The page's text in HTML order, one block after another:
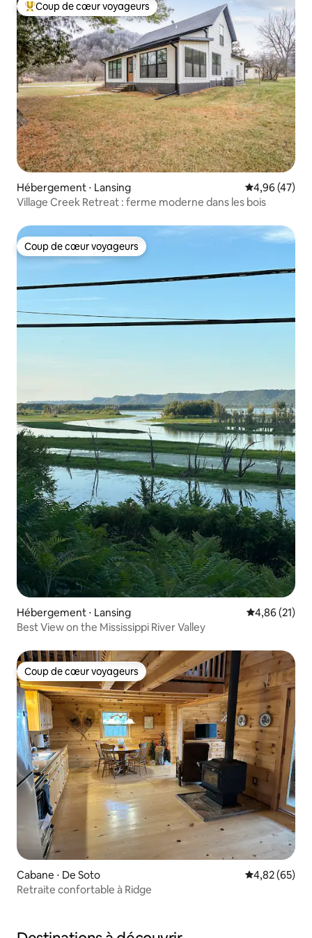
Coups de cœur voyageurs les plus appréciés
Coup de cœur voyageurs
Hébergement ⋅ Lansing Évaluation
4,96 (47)
Village Creek Retreat : ferme moderne dans les bois
Coup de cœur voyageurs
Coup de cœur voyageurs
Hébergement ⋅ Lansing Évaluation
4,86 (21)
Best View on the Mississippi River Valley
Coup de cœur voyageurs
Coup de cœur voyageurs
Cabane ⋅ De Soto Évaluation
4,82 (65)
Retraite confortable à Ridge